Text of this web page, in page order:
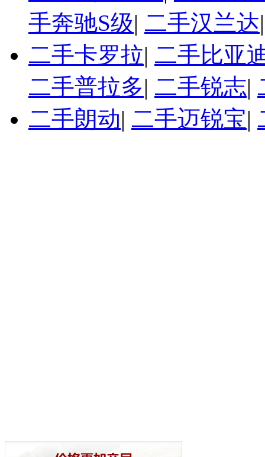
手奔驰S级| 二手汉兰达
二手卡罗拉| 二手比亚
二手普拉多| 二手锐志|
二手朗动| 二手迈锐宝|